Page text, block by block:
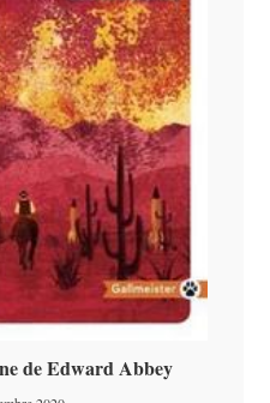
de Edward Abbey